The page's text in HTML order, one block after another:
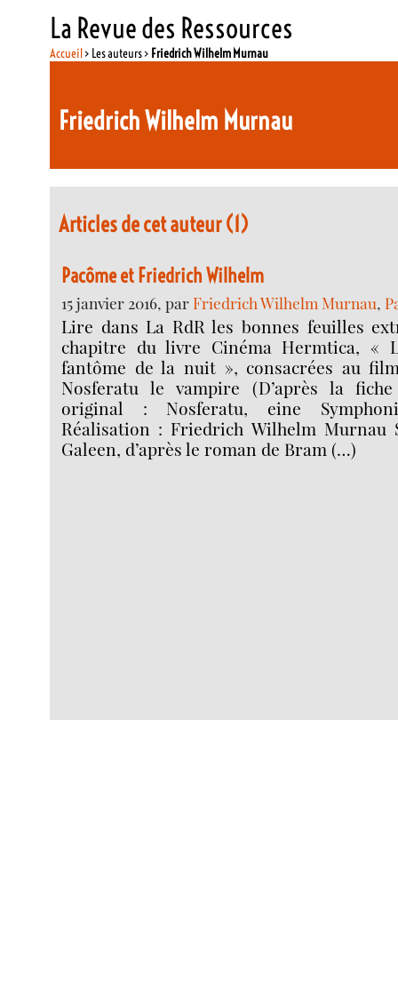
La Revue des Ressources
Accueil> Les auteurs > Friedrich Wilhelm Murnau
Friedrich Wilhelm Murnau
Articles de cet auteur (1)
Pacôme et Friedrich Wilhelm
15 janvier 2016, parFriedrich Wilhelm Murnau,
Lire dans La RdR les bonnes feuilles
chapitre du livre Cinéma Hermtica, «
fantôme de la nuit », consacrées au
Nosferatu le vampire (D’après la
original : Nosferatu, eine
Réalisation : Friedrich Wilhelm Murnau
Galeen, d’après le roman de Bram (…)